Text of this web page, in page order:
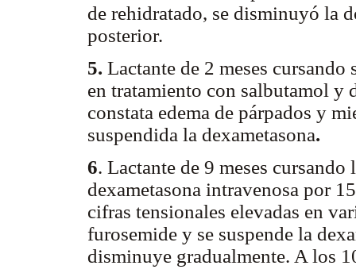
de rehidratado, se disminuyó la
posterior.
5. Lactante de 2 meses
en tratamiento con salbutamol y
constata edema de párpados y
suspendida la dexametasona.
6. Lactante de 9 meses
dexametasona intravenosa por
cifras tensionales elevadas en
furosemide y se suspende la
disminuye gradualmente. A los